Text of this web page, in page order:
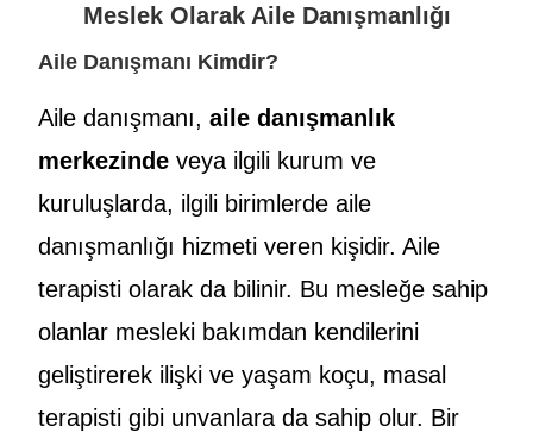
Meslek Olarak Aile Danışmanlığı
Aile Danışmanı Kimdir?
Aile danışmanı,aile danışmanlık
merkezinde veya ilgili kurum ve
kuruluşlarda, ilgili birimlerde aile
danışmanlığı hizmeti veren kişidir. Aile
terapisti olarak da bilinir. Bu mesleğe sahip
olanlar mesleki bakımdan kendilerini
geliştirerek ilişki ve yaşam koçu, masal
terapisti gibi unvanlara da sahip olur. Bir